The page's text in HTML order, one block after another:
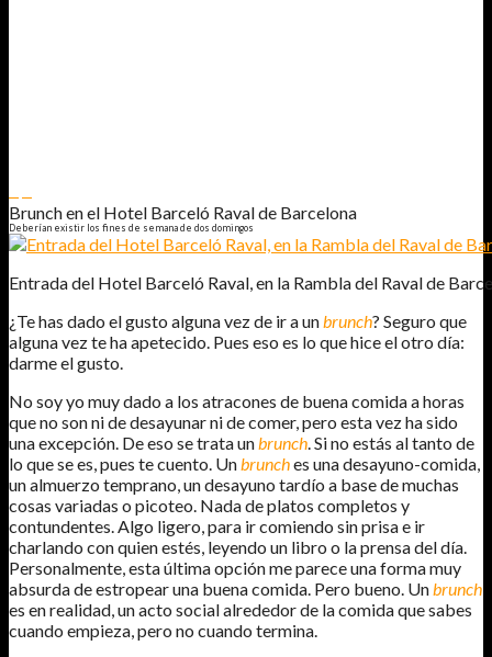
Brunch en el Hotel Barceló Raval de Barcelona
Deberían existir los fines de semana de dos domingos
Entrada del Hotel Barceló Raval, en la Rambla del Raval de
¿Te has dado el gusto alguna vez de ir a unbrunch? Seguro que
alguna vez te ha apetecido. Pues eso es lo que hice el otro día:
darme el gusto.
No soy yo muy dado a los atracones de buena comida a horas
que no son ni de desayunar ni de comer, pero esta vez ha sido
una excepción. De eso se trata unbrunch. Si no estás al tanto de
lo que se es, pues te cuento. Unbrunches una desayuno-comida,
un almuerzo temprano, un desayuno tardío a base de muchas
cosas variadas o picoteo. Nada de platos completos y
contundentes. Algo ligero, para ir comiendo sin prisa e ir
charlando con quien estés, leyendo un libro o la prensa del día.
Personalmente, esta última opción me parece una forma muy
absurda de estropear una buena comida. Pero bueno. Unbrunch
es en realidad, un acto social alrededor de la comida que sabes
cuando empieza, pero no cuando termina.